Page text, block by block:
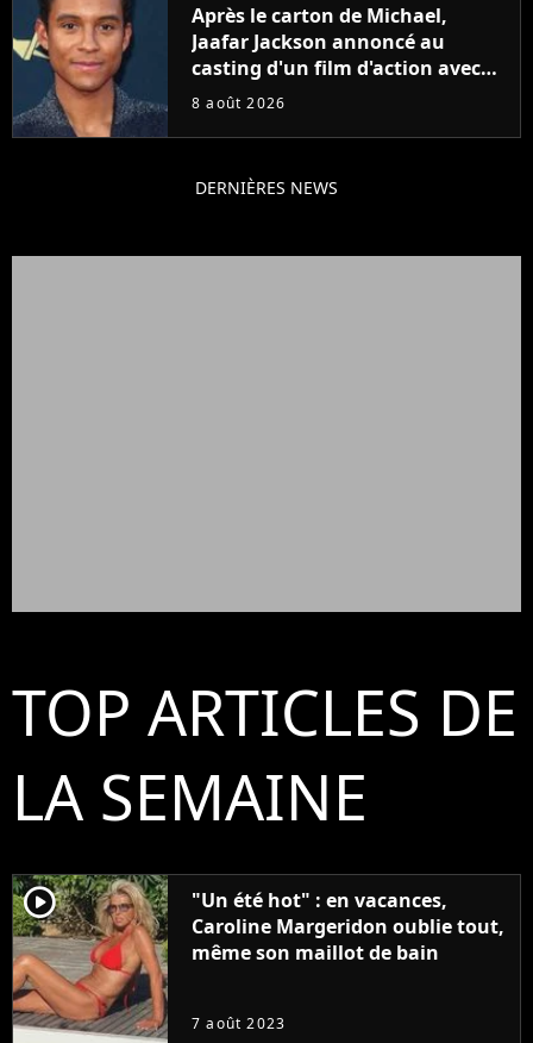
Après le carton de Michael,
Jaafar Jackson annoncé au
casting d'un film d'action avec
Will Smith
8 août 2026
DERNIÈRES NEWS
TOP ARTICLES DE
LA SEMAINE
player2
"Un été hot" : en vacances,
Caroline Margeridon oublie tout,
même son maillot de bain
7 août 2023